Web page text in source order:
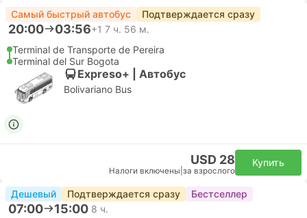
Самый быстрый автобус Подтверждается сразу
20:00 03:56+1 7 ч. 56 м.
Terminal de Transporte de Pereira
Terminal del Sur Bogota
Expreso+ | Автобус
Bolivariano Bus
USD 28
Налоги включены за взрослого
Купить
Дешевый Подтверждается сразу Бестселлер
07:00 15:00 8 ч.